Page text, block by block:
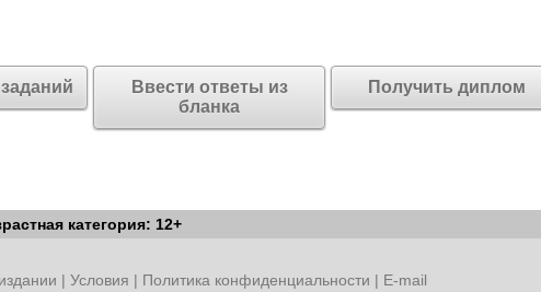
Ввести ответы из
бланка
Получить диплом
категория: 12+
| Условия | Политика конфиденциальности | E-mail